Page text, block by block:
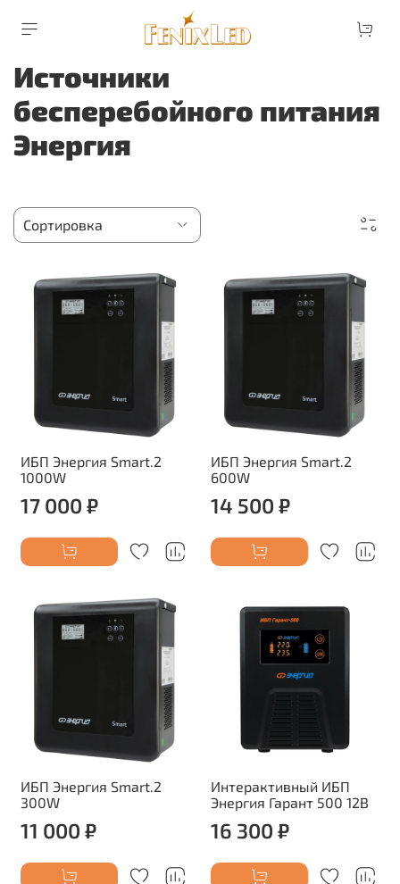
Источники
бесперебойного питания
Энергия
ИБП Энергия Smart.2
1000W
17 000 ₽
ИБП Энергия Smart.2
600W
14 500 ₽
ИБП Энергия Smart.2
300W
11 000 ₽
Интерактивный ИБП
Энергия Гарант 500 12В
16 300 ₽